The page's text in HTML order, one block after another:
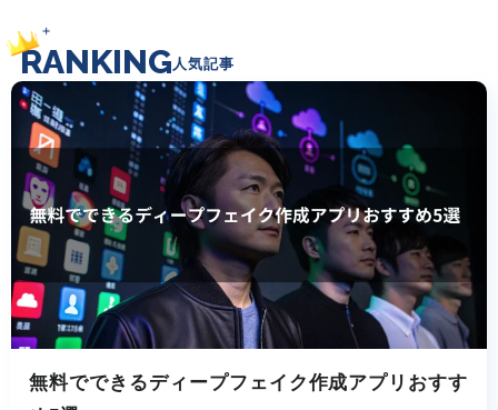
RANKING人気記事
無料でできるディープフェイク作成アプリおすす